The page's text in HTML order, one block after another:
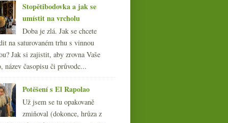
Stopětibodovka a jak se
umístit na vrcholu
Doba je zlá. Jak se chcete
na saturovaném trhu s vinnou
Jak si zajistit, aby zrovna Vaše
název časopisu či průvodc...
Potěšení s El Rapolao
Už jsem se tu opakovaně
zmiňoval (dokonce, hrůza z